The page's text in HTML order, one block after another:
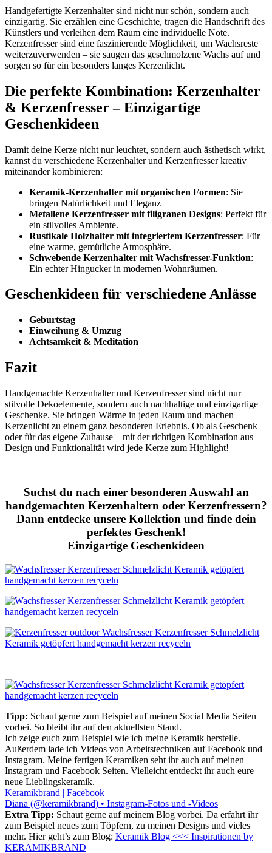
Handgefertigte Kerzenhalter sind nicht nur schön, sondern auch
einzigartig. Sie erzählen eine Geschichte, tragen die Handschrift des
Künstlers und verleihen dem Raum eine individuelle Note.
Kerzenfresser sind eine faszinierende Möglichkeit, um Wachsreste
weiterzuverwenden – sie saugen das geschmolzene Wachs auf und
sorgen so für ein besonders langes Kerzenlicht.
Die perfekte Kombination: Kerzenhalter
& Kerzenfresser – Einzigartige
Geschenkideen
Damit deine Kerze nicht nur leuchtet, sondern auch ästhetisch wirkt,
kannst du verschiedene Kerzenhalter und Kerzenfresser kreativ
miteinander kombinieren:
Keramik-Kerzenhalter mit organischen Formen: Sie
bringen Natürlichkeit und Eleganz
Metallene Kerzenfresser mit filigranen Designs: Perfekt für
ein stilvolles Ambiente.
Rustikale Holzhalter mit integriertem Kerzenfresser: Für
eine warme, gemütliche Atmosphäre.
Schwebende Kerzenhalter mit Wachsfresser-Funktion:
Ein echter Hingucker in modernen Wohnräumen.
Geschenkideen für verschiedene Anlässe
Geburtstag
Einweihung & Umzug
Achtsamkeit & Meditation
Fazit
Handgemachte Kerzenhalter und Kerzenfresser sind nicht nur
stilvolle Dekoelemente, sondern auch nachhaltige und einzigartige
Geschenke. Sie bringen Wärme in jeden Raum und machen
Kerzenlicht zu einem ganz besonderen Erlebnis. Ob als Geschenk
oder für das eigene Zuhause – mit der richtigen Kombination aus
Design und Funktionalität wird jede Kerze zum Highlight!
Suchst du nach einer besonderen Auswahl an
handgemachten Kerzenhaltern oder Kerzenfressern?
Dann entdecke unsere Kollektion und finde dein
perfektes Geschenk!
Einzigartige Geschenkideen
Tipp: Schaut gerne zum Beispiel auf meinen Social Media Seiten
vorbei. So bleibt ihr auf den aktuellsten Stand.
Ich zeige euch zum Beispiel wie ich meine Keramik herstelle.
Außerdem lade ich Videos von Arbeitstechniken auf Facebook und
Instagram. Meine fertigen Keramiken seht ihr auch auf meinen
Instagram und Facebook Seiten. Vielleicht entdeckt ihr auch eure
neue Lieblingskeramik.
Keramikbrand | Facebook
Diana (@keramikbrand) • Instagram-Fotos und -Videos
Extra Tipp: Schaut gerne auf meinem Blog vorbei. Da erfahrt ihr
zum Beispiel neues zum Töpfern, zu meinen Designs und vieles
mehr. Hier geht’s zum Blog: Keramik Blog <<< Inspirationen by
KERAMIKBRAND